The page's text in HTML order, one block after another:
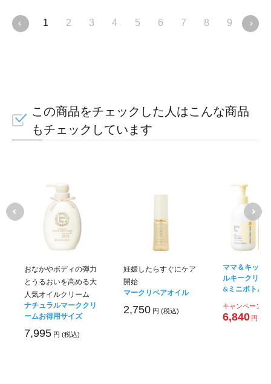
1 2 3 4 5 6 7 8 9 10
この商品をチェックした人はこんな商品
もチェックしています
おなかやボディの弾力
とうるおいを高める大
人気オイルクリーム
ナチュラルマーククリ
ームお得用サイズ
7,995 円 (税込)
妊娠したらすぐにケア
開始
マークリペアオイル
2,750 円 (税込)
ママ＆キッズ
ルキークリー
&ミニボトル
キャンペーン価
6,840 円 (税